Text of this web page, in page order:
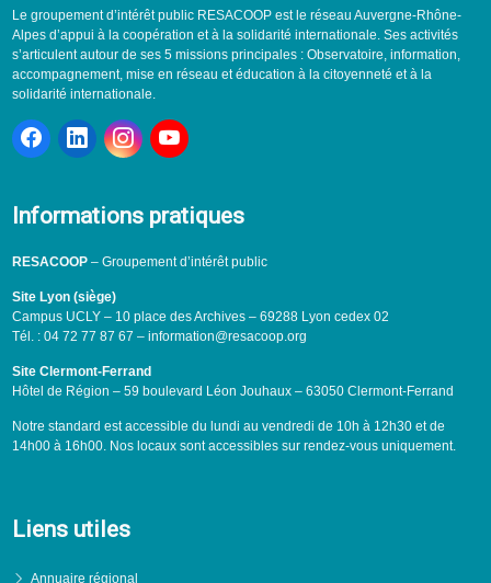
Le groupement d’intérêt public RESACOOP est le réseau Auvergne-Rhône-
Alpes d’appui à la coopération et à la solidarité internationale. Ses activités
s’articulent autour de ses 5 missions principales : Observatoire, information,
accompagnement, mise en réseau et éducation à la citoyenneté et à la
solidarité internationale.
Informations pratiques
RESACOOP– Groupement d’intérêt public
Site Lyon (siège)
Campus UCLY – 10 place des Archives – 69288 Lyon cedex 02
Tél. : 04 72 77 87 67 – information@resacoop.org
Site Clermont-Ferrand
Hôtel de Région – 59 boulevard Léon Jouhaux – 63050 Clermont-Ferrand
Notre standard est accessible du lundi au vendredi de 10h à 12h30 et de
14h00 à 16h00. Nos locaux sont accessibles sur rendez-vous uniquement.
Liens utiles
Annuaire régional